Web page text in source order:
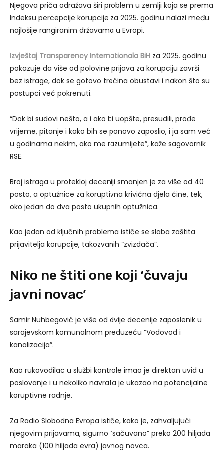
Njegova priča odražava širi problem u zemlji koja se prema
Indeksu percepcije korupcije za 2025. godinu nalazi među
najlošije rangiranim državama u Evropi.
Izvještaj Transparency Internationala BiH za 2025. godinu
pokazuje da više od polovine prijava za korupciju završi
bez istrage, dok se gotovo trećina obustavi i nakon što su
postupci već pokrenuti.
“Dok bi sudovi nešto, a i ako bi uopšte, presudili, prođe
vrijeme, pitanje i kako bih se ponovo zaposlio, i ja sam već
u godinama nekim, ako me razumijete”, kaže sagovornik
RSE.
Broj istraga u protekloj deceniji smanjen je za više od 40
posto, a optužnice za koruptivna krivična djela čine, tek,
oko jedan do dva posto ukupnih optužnica.
Kao jedan od ključnih problema ističe se slaba zaštita
prijavitelja korupcije, takozvanih “zvizdača”.
Niko ne štiti one koji ‘čuvaju
javni novac’
Samir Nuhbegović je više od dvije decenije zaposlenik u
sarajevskom komunalnom preduzeću “Vodovod i
kanalizacija”.
Kao rukovodilac u službi kontrole imao je direktan uvid u
poslovanje i u nekoliko navrata je ukazao na potencijalne
koruptivne radnje.
Za Radio Slobodna Evropa ističe, kako je, zahvaljujući
njegovim prijavama, sigurno “sačuvano” preko 200 hiljada
maraka (100 hiljada evra) javnog novca.